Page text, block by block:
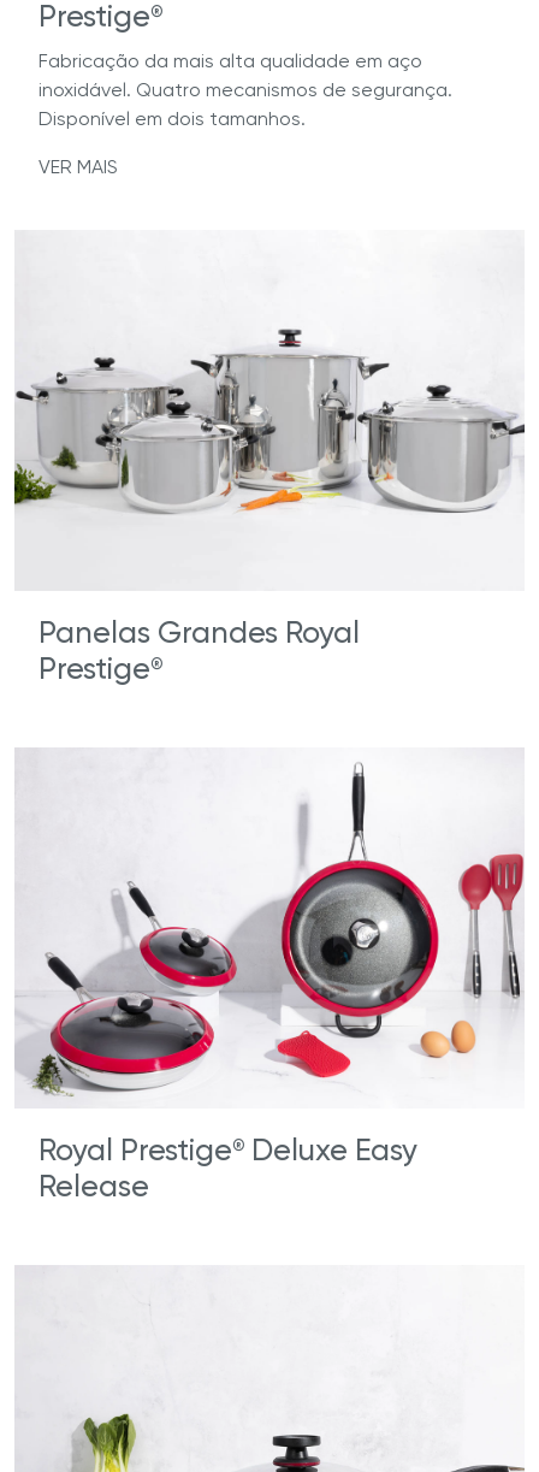
Prestige®
Fabricação da mais alta qualidade em aço
inoxidável. Quatro mecanismos de segurança.
Disponível em dois tamanhos.
VER MAIS
Panelas Grandes Royal
Prestige®
Royal Prestige® Deluxe Easy
Release